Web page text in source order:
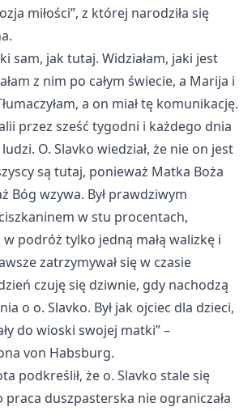
miłości”, z której narodziła się
sam, jak tutaj. Widziałam, jaki jest
z nim po całym świecie, a Marija i
a on miał tę komunikację.
przez sześć tygodni i każdego dnia
O. Slavko wiedział, że nie on jest
są tutaj, ponieważ Matka Boża
Bóg wzywa. Był prawdziwym
w stu procentach,
w podróż tylko jedną małą walizkę i
zatrzymywał się w czasie
czuję się dziwnie, gdy nachodzą
o o. Slavko. Był jak ojciec dla dzieci,
do wioski swojej matki”–
von Habsburg.
podkreślił, że o. Slavko stale się
praca duszpasterska nie ograniczała